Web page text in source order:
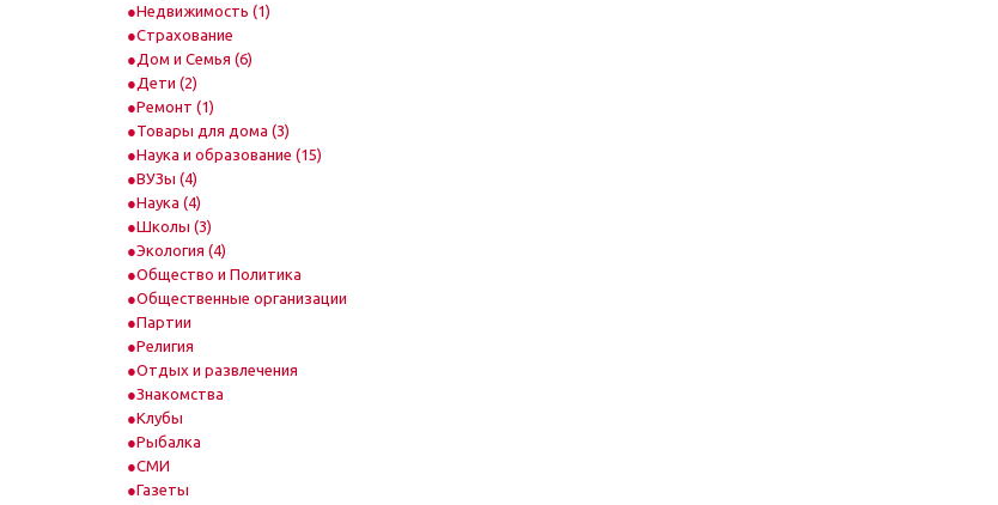
Недвижимость (1)
Страхование
Дом и Семья (6)
Дети (2)
Ремонт (1)
Товары для дома (3)
Наука и образование (15)
ВУЗы (4)
Наука (4)
Школы (3)
Экология (4)
Общество и Политика
Общественные организации
Партии
Религия
Отдых и развлечения
Знакомства
Клубы
Рыбалка
СМИ
Газеты